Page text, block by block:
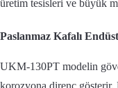
üretim tesisleri ve büyük
Paslanmaz Kafalı
UKM-130PT modelin
korozyona direnç gösterir.